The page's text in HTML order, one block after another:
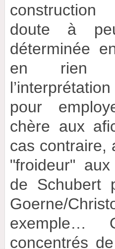
doute à
déterminée
en rien
pour
chère aux
cas contraire,
"froideur"
de Schubert
Goerne/
exemple…
concentrés